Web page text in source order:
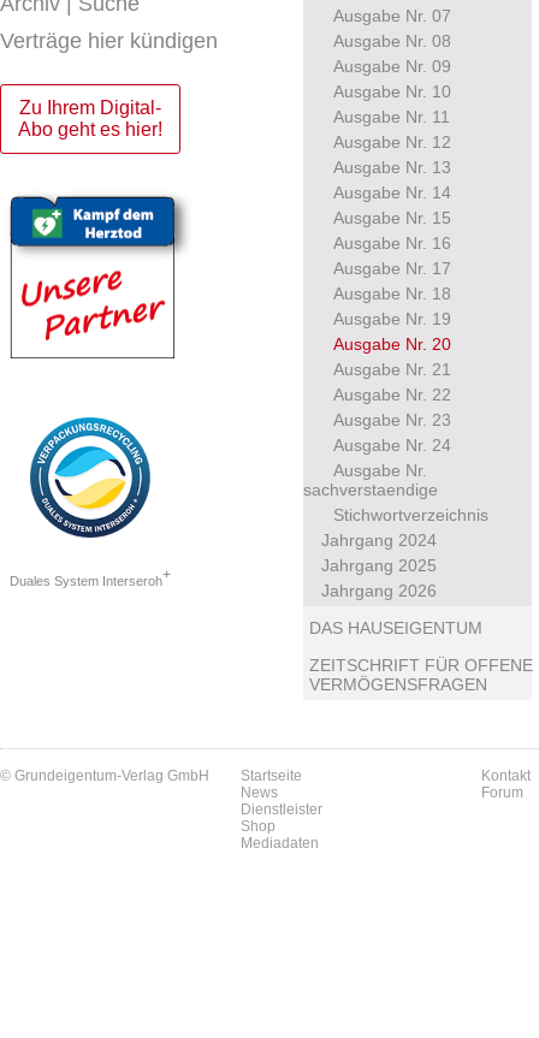
Verträge hier kündigen
Zu Ihrem Digital-
Abo geht es hier!
Duales System Interseroh+
Ausgabe Nr. 07
Ausgabe Nr. 08
Ausgabe Nr. 09
Ausgabe Nr. 10
Ausgabe Nr. 11
Ausgabe Nr. 12
Ausgabe Nr. 13
Ausgabe Nr. 14
Ausgabe Nr. 15
Ausgabe Nr. 16
Ausgabe Nr. 17
Ausgabe Nr. 18
Ausgabe Nr. 19
Ausgabe Nr. 20
Ausgabe Nr. 21
Ausgabe Nr. 22
Ausgabe Nr. 23
Ausgabe Nr. 24
Ausgabe Nr.
sachverstaendige
Stichwortverzeichnis
Jahrgang 2024
Jahrgang 2025
Jahrgang 2026
DAS HAUSEIGENTUM
ZEITSCHRIFT FÜR OFFENE
VERMÖGENSFRAGEN
© Grundeigentum-Verlag GmbH
Startseite
News
Dienstleister
Shop
Mediadaten
Kontakt
Forum